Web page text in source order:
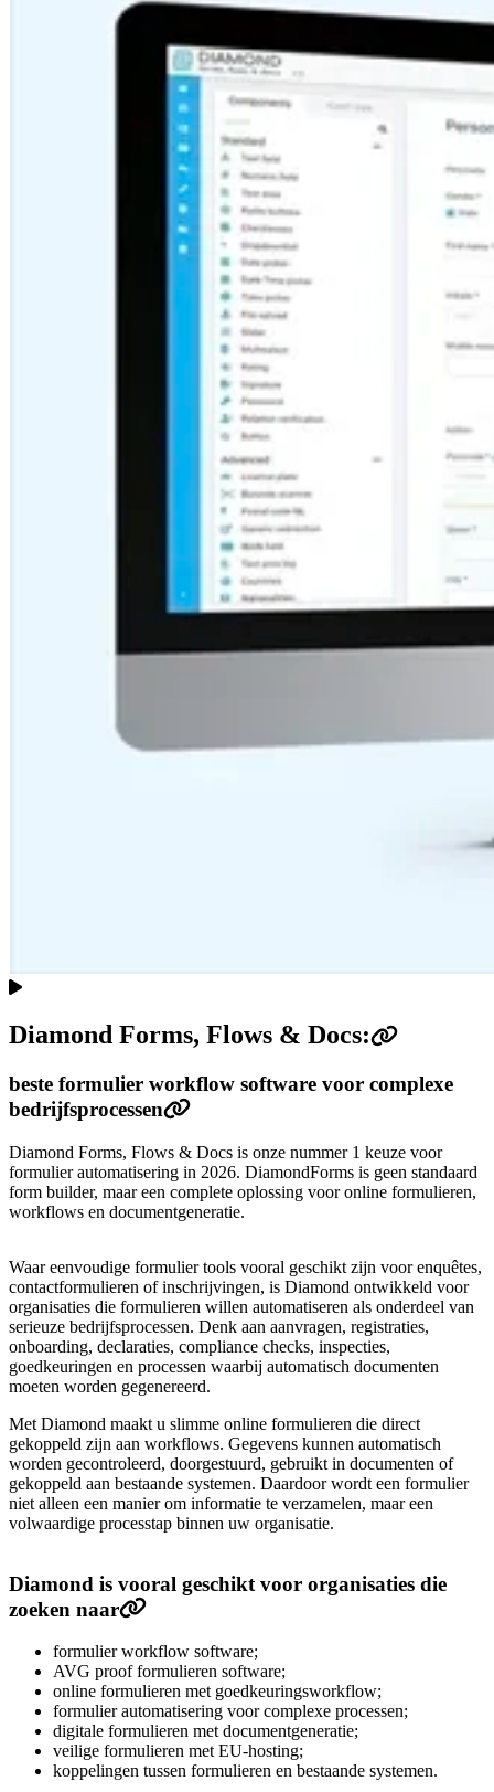
Diamond Forms, Flows & Docs:
beste formulier workflow software voor complexe
bedrijfsprocessen
Diamond Forms, Flows & Docs is onze nummer 1 keuze voor
formulier automatisering in 2026. DiamondForms is geen standaard
form builder, maar een complete oplossing voor online formulieren,
workflows en documentgeneratie.
Waar eenvoudige formulier tools vooral geschikt zijn voor enquêtes,
contactformulieren of inschrijvingen, is Diamond ontwikkeld voor
organisaties die formulieren willen automatiseren als onderdeel van
serieuze bedrijfsprocessen. Denk aan aanvragen, registraties,
onboarding, declaraties, compliance checks, inspecties,
goedkeuringen en processen waarbij automatisch documenten
moeten worden gegenereerd.
Met Diamond maakt u slimme online formulieren die direct
gekoppeld zijn aan workflows. Gegevens kunnen automatisch
worden gecontroleerd, doorgestuurd, gebruikt in documenten of
gekoppeld aan bestaande systemen. Daardoor wordt een formulier
niet alleen een manier om informatie te verzamelen, maar een
volwaardige processtap binnen uw organisatie.
Diamond is vooral geschikt voor organisaties die
zoeken naar
formulier workflow software;
AVG proof formulieren software;
online formulieren met goedkeuringsworkflow;
formulier automatisering voor complexe processen;
digitale formulieren met documentgeneratie;
veilige formulieren met EU-hosting;
koppelingen tussen formulieren en bestaande systemen.